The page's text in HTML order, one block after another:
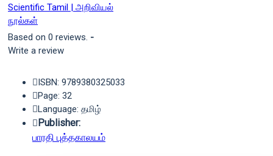
Scientific Tamil | அறிவியல்
நூல்கள்
Based on 0 reviews. -
Write a review
ISBN: 9789380325033
Page: 32
Language: தமிழ்
Publisher:
பாரதி புத்தகாலயம்